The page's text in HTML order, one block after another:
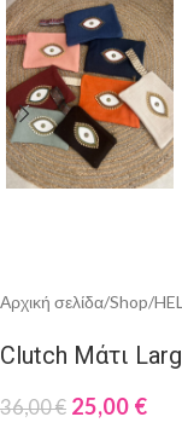
Αρχική σελίδα/Shop/
Clutch Μάτι
36,00€ 25,00 €